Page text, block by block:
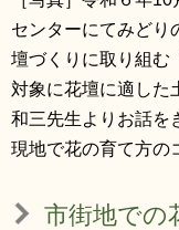
センターにてみどり
壇づくりに取り組む
対象に花壇に適した
和三先生よりお話を
現地で花の育て方の
市街地での